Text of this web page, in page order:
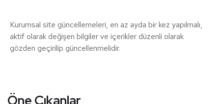
Kurumsal site güncellemeleri, en az ayda bir kez yapılmalı,
aktif olarak değişen bilgiler ve içerikler düzenli olarak
gözden geçirilip güncellenmelidir.
Öne Çıkanlar